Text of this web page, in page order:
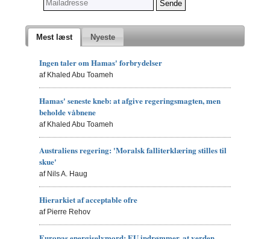
Mest læst Nyeste
Ingen taler om Hamas' forbrydelser
af Khaled Abu Toameh
Hamas' seneste kneb: at afgive regeringsmagten, men
beholde våbnene
af Khaled Abu Toameh
Australiens regering: 'Moralsk falliterklæring stilles til
skue'
af Nils A. Haug
Hierarkiet af acceptable ofre
af Pierre Rehov